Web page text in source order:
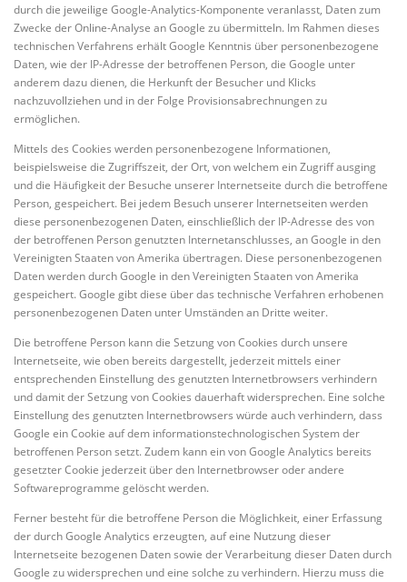
durch die jeweilige Google-Analytics-Komponente veranlasst, Daten zum
Zwecke der Online-Analyse an Google zu übermitteln. Im Rahmen dieses
technischen Verfahrens erhält Google Kenntnis über personenbezogene
Daten, wie der IP-Adresse der betroffenen Person, die Google unter
anderem dazu dienen, die Herkunft der Besucher und Klicks
nachzuvollziehen und in der Folge Provisionsabrechnungen zu
ermöglichen.
Mittels des Cookies werden personenbezogene Informationen,
beispielsweise die Zugriffszeit, der Ort, von welchem ein Zugriff ausging
und die Häufigkeit der Besuche unserer Internetseite durch die betroffene
Person, gespeichert. Bei jedem Besuch unserer Internetseiten werden
diese personenbezogenen Daten, einschließlich der IP-Adresse des von
der betroffenen Person genutzten Internetanschlusses, an Google in den
Vereinigten Staaten von Amerika übertragen. Diese personenbezogenen
Daten werden durch Google in den Vereinigten Staaten von Amerika
gespeichert. Google gibt diese über das technische Verfahren erhobenen
personenbezogenen Daten unter Umständen an Dritte weiter.
Die betroffene Person kann die Setzung von Cookies durch unsere
Internetseite, wie oben bereits dargestellt, jederzeit mittels einer
entsprechenden Einstellung des genutzten Internetbrowsers verhindern
und damit der Setzung von Cookies dauerhaft widersprechen. Eine solche
Einstellung des genutzten Internetbrowsers würde auch verhindern, dass
Google ein Cookie auf dem informationstechnologischen System der
betroffenen Person setzt. Zudem kann ein von Google Analytics bereits
gesetzter Cookie jederzeit über den Internetbrowser oder andere
Softwareprogramme gelöscht werden.
Ferner besteht für die betroffene Person die Möglichkeit, einer Erfassung
der durch Google Analytics erzeugten, auf eine Nutzung dieser
Internetseite bezogenen Daten sowie der Verarbeitung dieser Daten durch
Google zu widersprechen und eine solche zu verhindern. Hierzu muss die